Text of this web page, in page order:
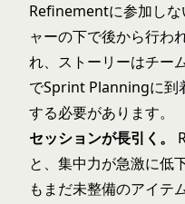
Refinementに参加し
ャーの下で後から行わ
れ、ストーリーはチー
でSprint Planningに到
する必要があります。
セッションが長引く。
と、集中力が急激に低
もまだ未整備のアイテ